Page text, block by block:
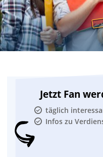
Jetzt Fan
täglich
Infos zu